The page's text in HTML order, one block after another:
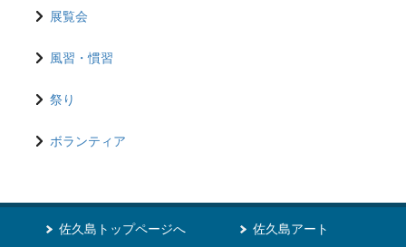
展覧会
風習・慣習
祭り
ボランティア
佐久島トップページへ 佐久島アート